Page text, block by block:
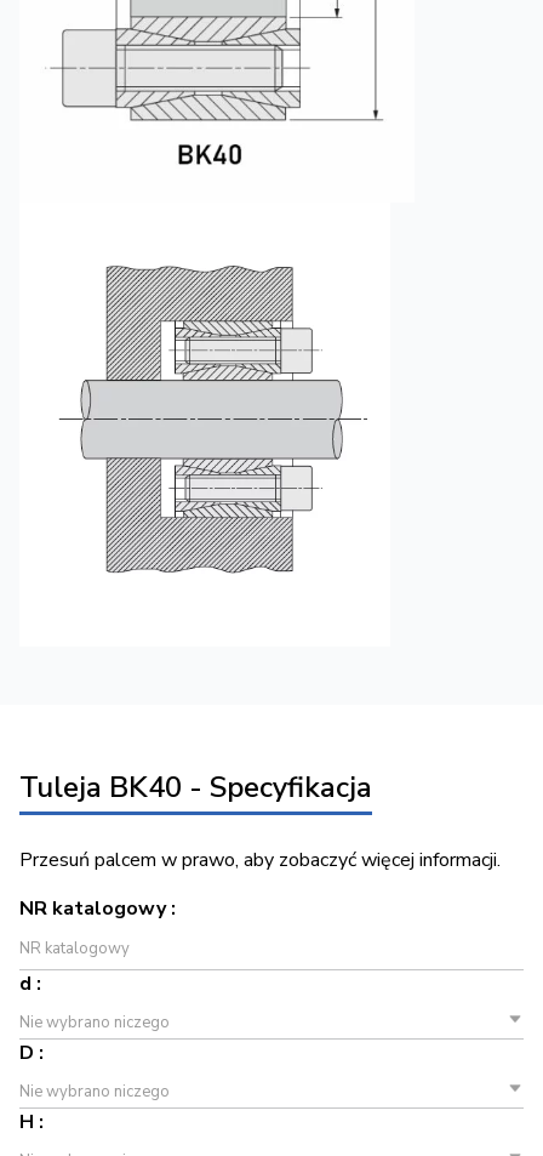
Tuleja BK40 - Specyfikacja
Przesuń palcem w prawo, aby zobaczyć więcej informacji.
NR katalogowy :
d :
Nie wybrano niczego
D :
Nie wybrano niczego
H :